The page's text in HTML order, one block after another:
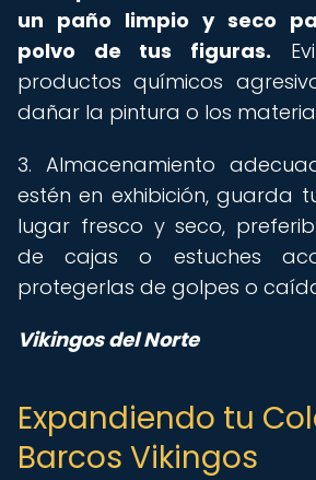
un paño limpio y seco
polvo de tus figuras.
productos químicos
dañar la pintura o los
3. Almacenamiento
estén en exhibición, guarda
lugar fresco y seco,
de cajas o estuches
protegerlas de golpes o
Vikingos del Norte
Expandiendo tu
Barcos Vikingos